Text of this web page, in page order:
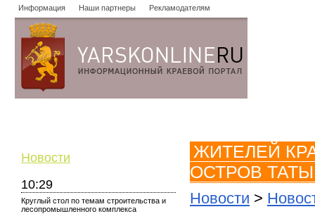
Информация Наши партнеры Рекламодателям
Новости
10:29
Круглый стол по темам строительства и
лесопромышленного комплекса
ЖИТЕЛЕЙ
ОСТРОВ
Новости >